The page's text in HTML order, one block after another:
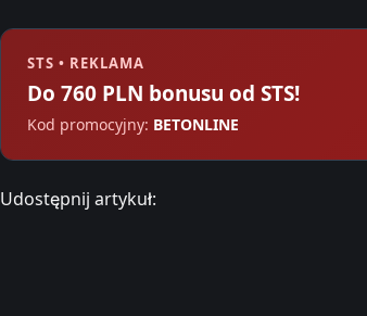
STS • REKLAMA
Do 760 PLN bonusu od STS!
Kod promocyjny: BETONLINE
Udostępnij artykuł: